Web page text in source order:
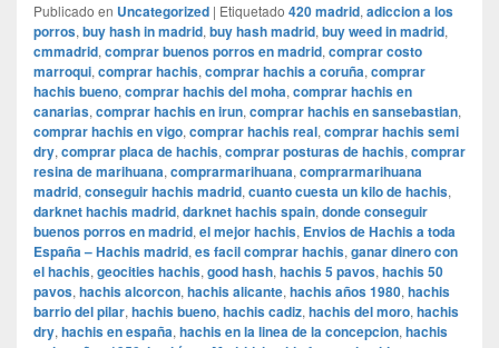
Publicado en Uncategorized | Etiquetado 420 madrid, adiccion a los
porros, buy hash in madrid, buy hash madrid, buy weed in madrid,
cmmadrid, comprar buenos porros en madrid, comprar costo
marroqui, comprar hachis, comprar hachis a coruña, comprar
hachis bueno, comprar hachis del moha, comprar hachis en
canarias, comprar hachis en irun, comprar hachis en sansebastian,
comprar hachis en vigo, comprar hachis real, comprar hachis semi
dry, comprar placa de hachis, comprar posturas de hachis, comprar
resina de marihuana, comprarmarihuana, comprarmarihuana
madrid, conseguir hachis madrid, cuanto cuesta un kilo de hachis,
darknet hachis madrid, darknet hachis spain, donde conseguir
buenos porros en madrid, el mejor hachis, Envios de Hachis a toda
España – Hachis madrid, es facil comprar hachis, ganar dinero con
el hachis, geocities hachis, good hash, hachis 5 pavos, hachis 50
pavos, hachis alcorcon, hachis alicante, hachis años 1980, hachis
barrio del pilar, hachis bueno, hachis cadiz, hachis del moro, hachis
dry, hachis en españa, hachis en la linea de la concepcion, hachis